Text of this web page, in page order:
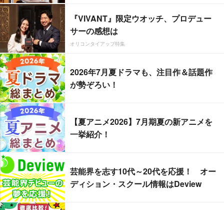
『VIVANT』限定ウオッチ、プロデュー
サーの感想は
オリコンタイアップ特集
2026年7月夏ドラマも、注目作＆話題作
が勢ぞろい！
【夏アニメ2026】7月期夏の新アニメを
一挙紹介！
芸能界を志す10代～20代を応援！ オー
ディション・スクール情報はDeview